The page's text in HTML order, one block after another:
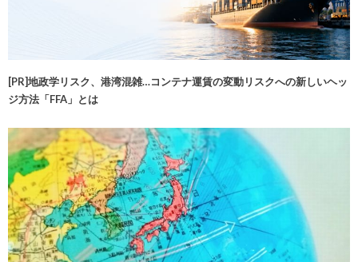
[PR]地政学リスク、港湾混雑…コンテナ運賃の変動リスクへの新しいヘッ
ジ方法「FFA」とは